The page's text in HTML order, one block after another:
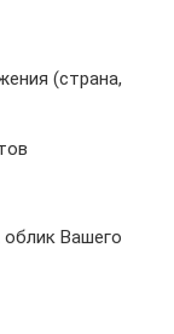
(страна,
Вашего